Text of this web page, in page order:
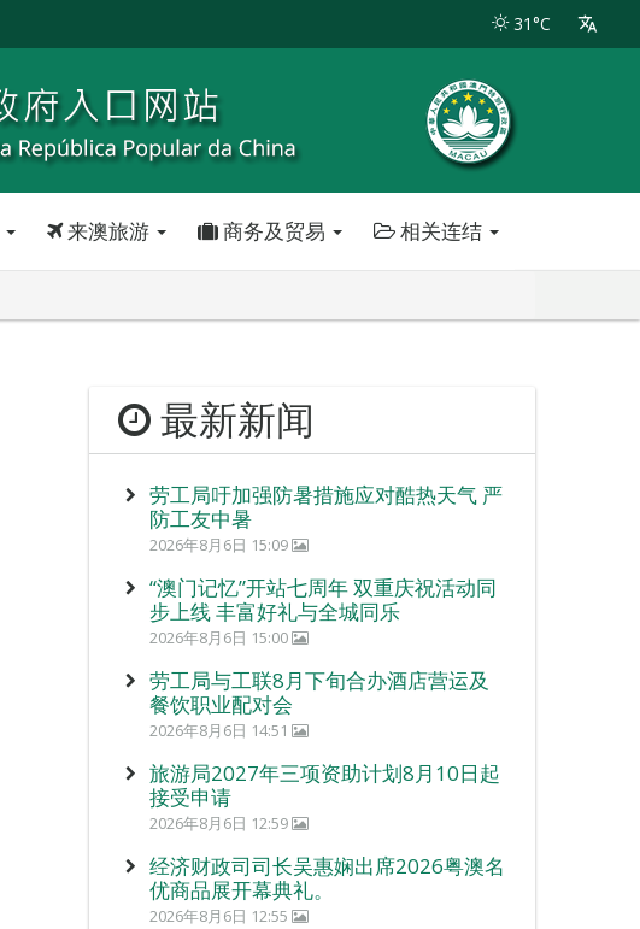
31°C
来澳旅游 商务及贸易 相关连结
最新新闻
劳工局吁加强防暑措施应对酷热天气 严
防工友中暑
2026年8月6日 15:09
“澳门记忆”开站七周年 双重庆祝活动同
步上线 丰富好礼与全城同乐
2026年8月6日 15:00
劳工局与工联8月下旬合办酒店营运及
餐饮职业配对会
2026年8月6日 14:51
旅游局2027年三项资助计划8月10日起
接受申请
2026年8月6日 12:59
经济财政司司长吴惠娴出席2026粤澳名
优商品展开幕典礼。
2026年8月6日 12:55